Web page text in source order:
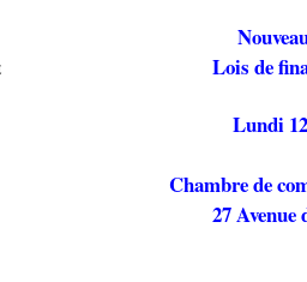
Lois de
Lundi
Chambre de
27 Avenue